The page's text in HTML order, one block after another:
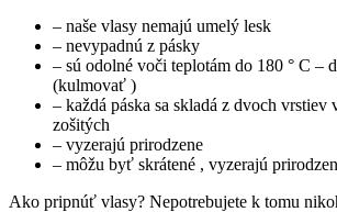
– naše vlasy nemajú umelý lesk
– nevypadnú z pásky
– sú odolné voči teplotám do 180 ° C –
(kulmovať )
– každá páska sa skladá z dvoch vrstiev
zošitých
– vyzerajú prirodzene
– môžu byť skrátené , vyzerajú
Ako pripnúť vlasy? Nepotrebujete k tomu